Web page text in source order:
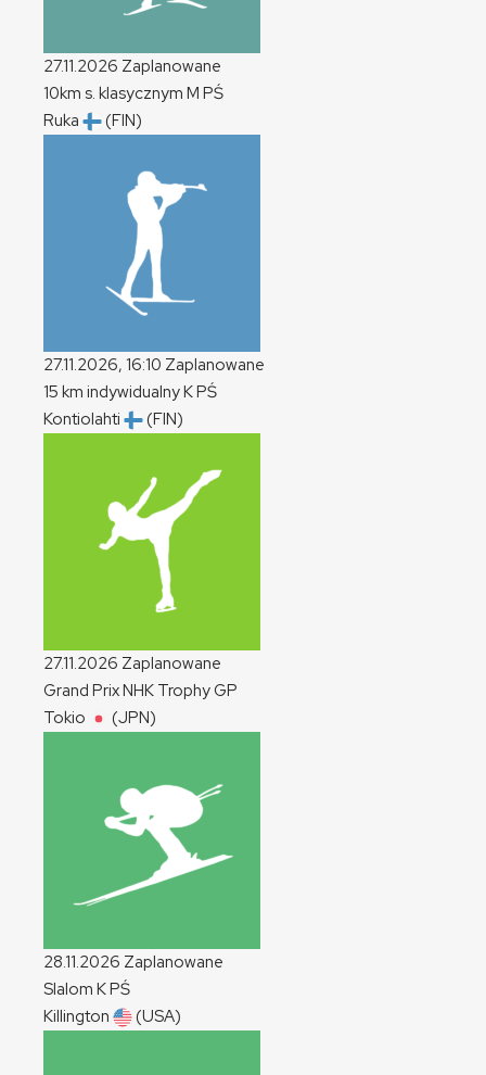
27.11.2026 Zaplanowane
10km s. klasycznym M PŚ
Ruka
(FIN)
27.11.2026, 16:10 Zaplanowane
15 km indywidualnyKPŚ
Kontiolahti
(FIN)
27.11.2026 Zaplanowane
Grand Prix NHK TrophyGP
Tokio
(JPN)
28.11.2026 Zaplanowane
Slalom KPŚ
Killington
(USA)